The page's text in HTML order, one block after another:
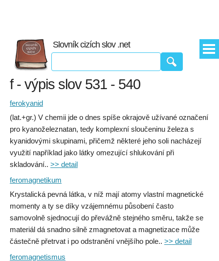
Slovník cizích slov .net
f - výpis slov 531 - 540
ferokyanid
(lat.+gr.) V chemii jde o dnes spíše okrajově užívané označení
pro kyanoželeznatan, tedy komplexní sloučeninu železa s
kyanidovými skupinami, přičemž některé jeho soli nacházejí
využití například jako látky omezující shlukování při
skladování.. >> detail
feromagnetikum
Krystalická pevná látka, v níž mají atomy vlastní magnetické
momenty a ty se díky vzájemnému působení často
samovolně sjednocují do převážně stejného směru, takže se
materiál dá snadno silně zmagnetovat a magnetizace může
částečně přetrvat i po odstranění vnějšího pole.. >> detail
feromagnetismus